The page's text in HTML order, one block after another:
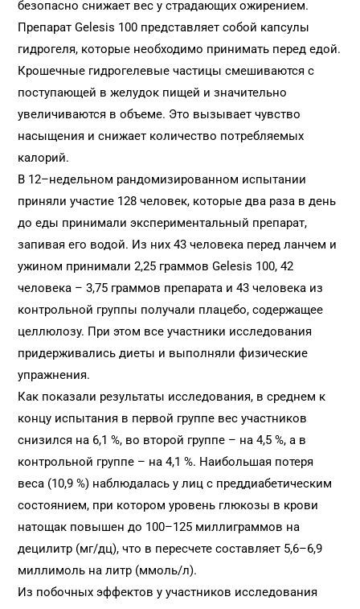
безопасно снижает вес у страдающих ожирением.
Препарат Gelesis 100 представляет собой капсулы
гидрогеля, которые необходимо принимать перед едой.
Крошечные гидрогелевые частицы смешиваются с
поступающей в желудок пищей и значительно
увеличиваются в объеме. Это вызывает чувство
насыщения и снижает количество потребляемых
калорий.
В 12–недельном рандомизированном испытании
приняли участие 128 человек, которые два раза в день
до еды принимали экспериментальный препарат,
запивая его водой. Из них 43 человека перед ланчем и
ужином принимали 2,25 граммов Gelesis 100, 42
человека – 3,75 граммов препарата и 43 человека из
контрольной группы получали плацебо, содержащее
целлюлозу. При этом все участники исследования
придерживались диеты и выполняли физические
упражнения.
Как показали результаты исследования, в среднем к
концу испытания в первой группе вес участников
снизился на 6,1 %, во второй группе – на 4,5 %, а в
контрольной группе – на 4,1 %. Наибольшая потеря
веса (10,9 %) наблюдалась у лиц с преддиабетическим
состоянием, при котором уровень глюкозы в крови
натощак повышен до 100–125 миллиграммов на
децилитр (мг/дц), что в пересчете составляет 5,6–6,9
миллимоль на литр (ммоль/л).
Из побочных эффектов у участников исследования